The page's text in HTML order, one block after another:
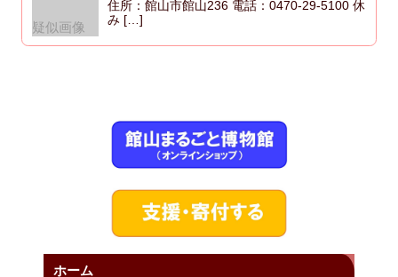
疑似画像
住所：館山市館山236 電話：0470-29-5100 休
み […]
ホーム